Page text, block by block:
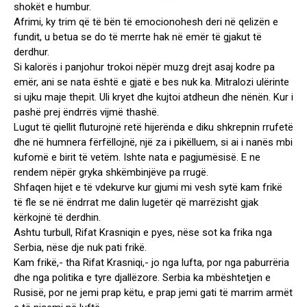
shokët e humbur.
Afrimi, ky trim që të bën të emocionohesh deri në qelizën e
fundit, u betua se do të merrte hak në emër të gjakut të
derdhur.
Si kalorës i panjohur trokoi nëpër muzg drejt asaj kodre pa
emër, ani se nata është e gjatë e bes nuk ka. Mitralozi ulërinte
si ujku maje thepit. Uli kryet dhe kujtoi atdheun dhe nënën. Kur i
pashë prej ëndrrës vijmë thashë.
Lugut të qiellit fluturojnë retë hijerënda e diku shkrepnin rrufetë
dhe në humnera fërfëllojnë, një za i pikëlluem, si ai i nanës mbi
kufomë e birit të vetëm. Ishte nata e pagjumësisë. E ne
rendem nëpër gryka shkëmbinjëve pa rrugë.
Shfaqen hijet e të vdekurve kur gjumi mi vesh sytë kam frikë
të fle se në ëndrrat me dalin lugetër që marrëzisht gjak
kërkojnë të derdhin.
Ashtu turbull, Rifat Krasniqin e pyes, nëse sot ka frika nga
Serbia, nëse dje nuk pati frikë.
Kam frikë,- tha Rifat Krasniqi,- jo nga lufta, por nga paburrëria
dhe nga politika e tyre djallëzore. Serbia ka mbështetjen e
Rusisë, por ne jemi prap këtu, e prap jemi gati të marrim armët